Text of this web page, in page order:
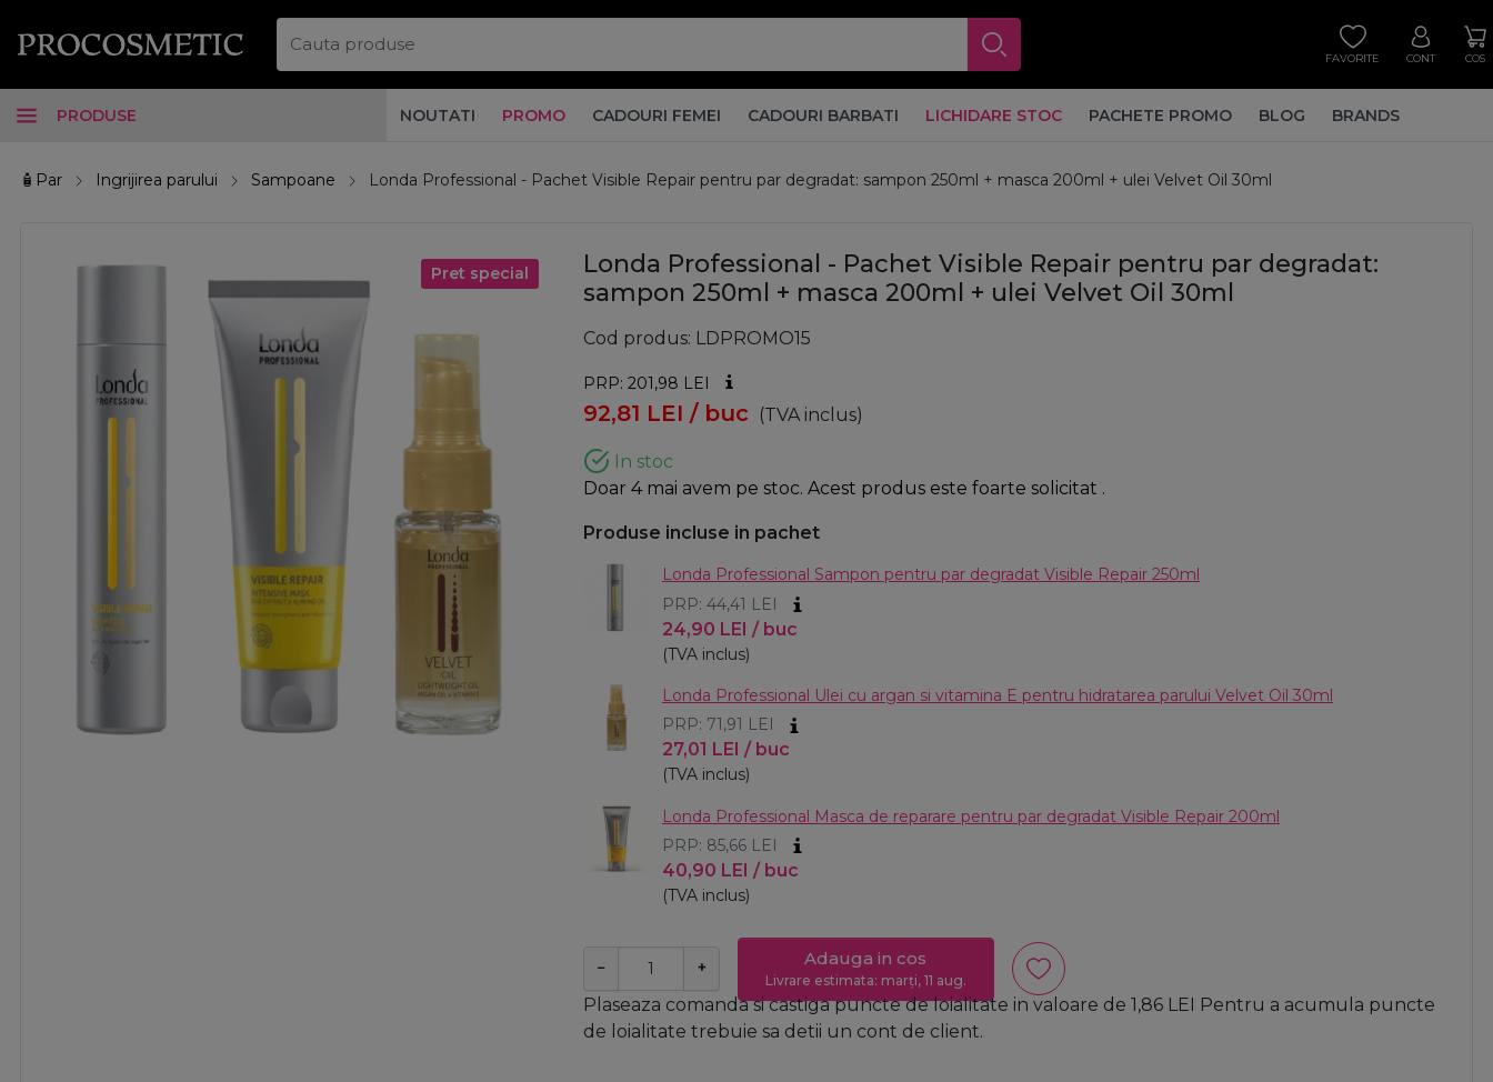
FAVORITE CONT COS
PRODUSE NOUTATI PROMO CADOURI FEMEI CADOURI BARBATI LICHIDARE STOC PACHETE PROMO BLOG BRANDS
🧴Par Ingrijirea parului Sampoane Londa Professional - Pachet Visible Repair pentru par degradat: sampon 250ml + masca 200ml + ulei Velvet Oil 30ml
Pret special
Londa Professional - Pachet Visible Repair pentru par degradat:
sampon 250ml + masca 200ml + ulei Velvet Oil 30ml
Cod produs LDPROMO15
PRP: 201,98 LEI
92,81 LEI / buc (TVA inclus)
In stoc
Doar 4 mai avem pe stoc. Acest produs este foarte solicitat .
Produse incluse in pachet
Londa Professional Sampon pentru par degradat Visible Repair 250ml
PRP: 44,41 LEI
24,90 LEI / buc
(TVA inclus)
Londa Professional Ulei cu argan si vitamina E pentru hidratarea parului Velvet Oil 30ml
PRP: 71,91 LEI
27,01 LEI / buc
(TVA inclus)
Londa Professional Masca de reparare pentru par degradat Visible Repair 200ml
PRP: 85,66 LEI
40,90 LEI / buc
(TVA inclus)
− + Adauga in cos
Livrare estimata: marți, 11 aug.
Plaseaza comanda si castiga puncte de loialitate in valoare de 1,86 LEI Pentru a acumula puncte
de loialitate trebuie sa detii un cont de client.